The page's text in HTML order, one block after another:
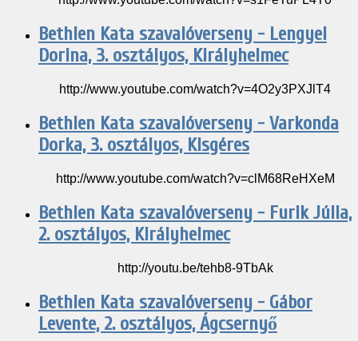
Bethlen Kata szavalóverseny - Lengyel
Dorina, 3. osztályos, Királyhelmec
http://www.youtube.com/watch?v=4O2y3PXJlT4
Bethlen Kata szavalóverseny - Varkonda
Dorka, 3. osztályos, Kisgéres
http://www.youtube.com/watch?v=clM68ReHXeM
Bethlen Kata szavalóverseny - Furik Júlia,
2. osztályos, Királyhelmec
http://youtu.be/tehb8-9TbAk
Bethlen Kata szavalóverseny - Gábor
Levente, 2. osztályos, Ágcsernyő